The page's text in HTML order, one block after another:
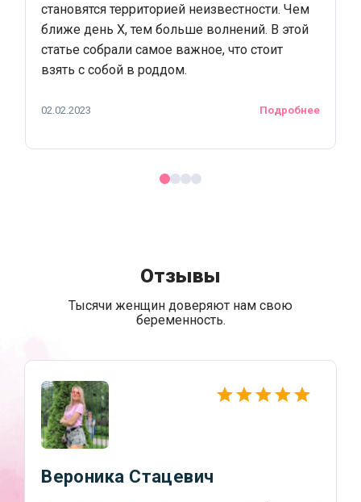
становятся территорией неизвестности. Чем
ближе день Х, тем больше волнений. В этой
статье собрали самое важное, что стоит
взять с собой в роддом.
02.02.2023 Подробнее
Отзывы
Тысячи женщин доверяют нам свою
беременность.
Вероника Стацевич